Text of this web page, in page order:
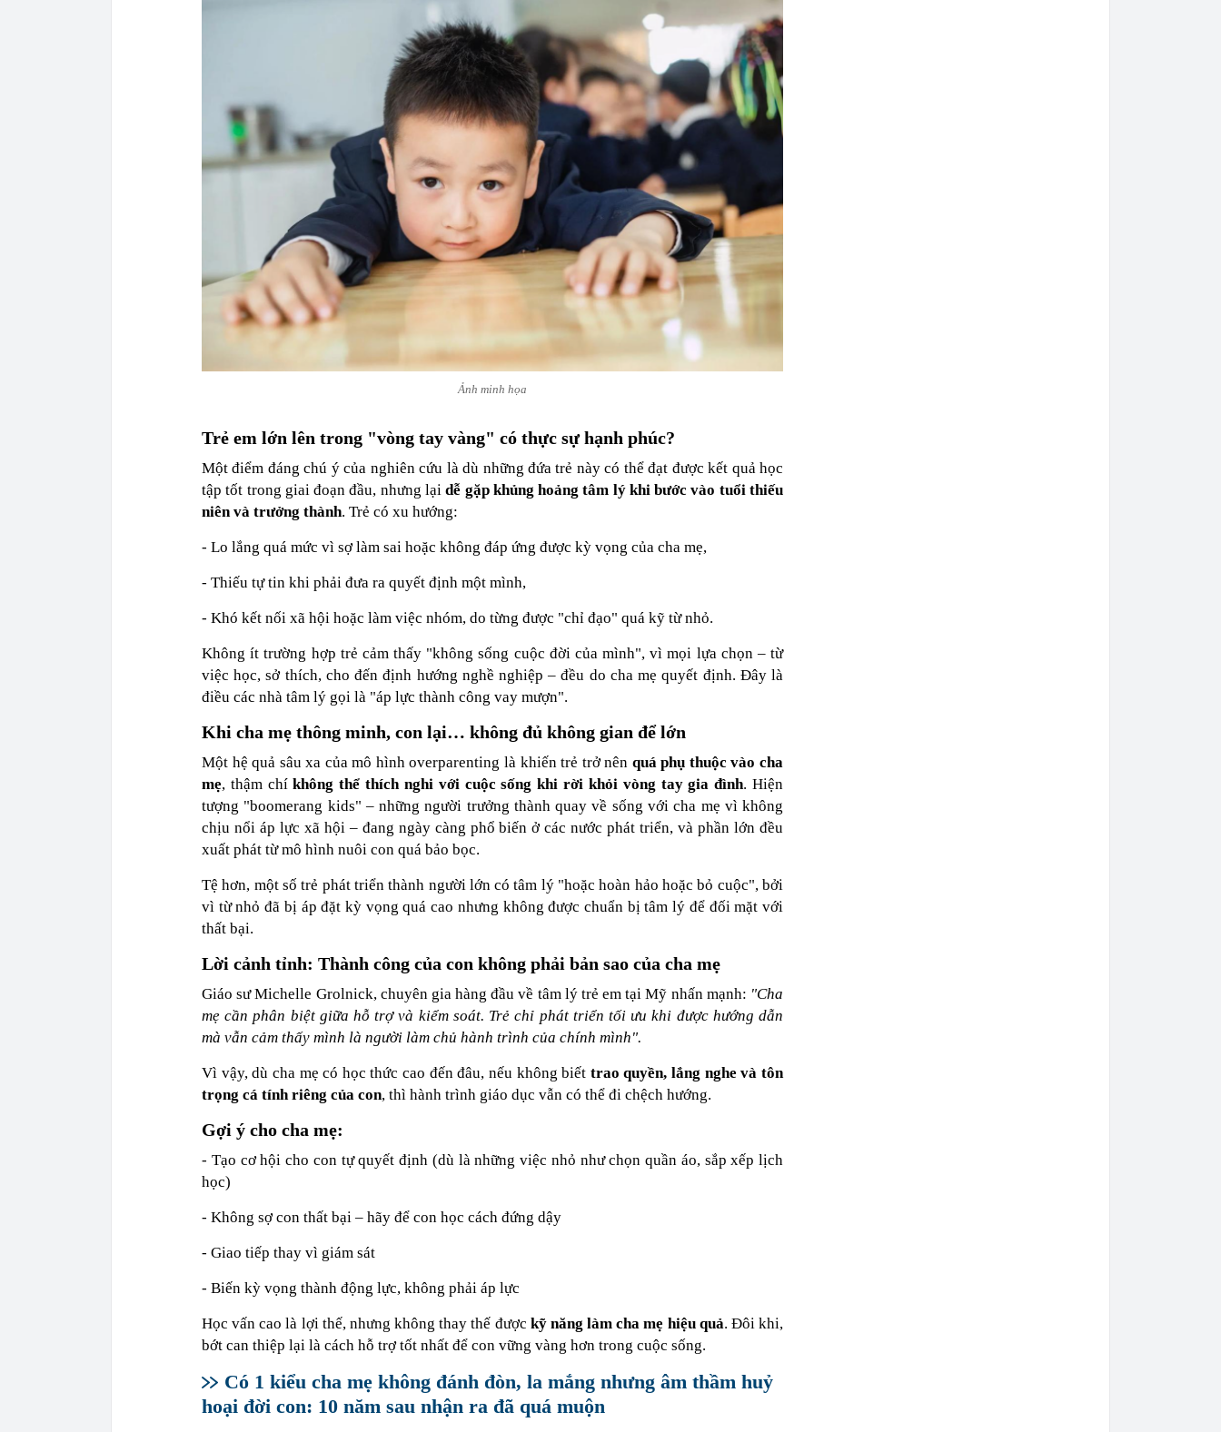
Ảnh minh họa
Trẻ em lớn lên trong "vòng tay vàng" có thực sự hạnh phúc?
Một điểm đáng chú ý của nghiên cứu là dù những đứa trẻ này có thể đạt được kết quả học
tập tốt trong giai đoạn đầu, nhưng lại dễ gặp khủng hoảng tâm lý khi bước vào tuổi thiếu
niên và trưởng thành. Trẻ có xu hướng:
- Lo lắng quá mức vì sợ làm sai hoặc không đáp ứng được kỳ vọng của cha mẹ,
- Thiếu tự tin khi phải đưa ra quyết định một mình,
- Khó kết nối xã hội hoặc làm việc nhóm, do từng được "chỉ đạo" quá kỹ từ nhỏ.
Không ít trường hợp trẻ cảm thấy "không sống cuộc đời của mình", vì mọi lựa chọn – từ
việc học, sở thích, cho đến định hướng nghề nghiệp – đều do cha mẹ quyết định. Đây là
điều các nhà tâm lý gọi là "áp lực thành công vay mượn".
Khi cha mẹ thông minh, con lại… không đủ không gian để lớn
Một hệ quả sâu xa của mô hình overparenting là khiến trẻ trở nên quá phụ thuộc vào cha
mẹ, thậm chí không thể thích nghi với cuộc sống khi rời khỏi vòng tay gia đình. Hiện
tượng "boomerang kids" – những người trưởng thành quay về sống với cha mẹ vì không
chịu nổi áp lực xã hội – đang ngày càng phổ biến ở các nước phát triển, và phần lớn đều
xuất phát từ mô hình nuôi con quá bảo bọc.
Tệ hơn, một số trẻ phát triển thành người lớn có tâm lý "hoặc hoàn hảo hoặc bỏ cuộc", bởi
vì từ nhỏ đã bị áp đặt kỳ vọng quá cao nhưng không được chuẩn bị tâm lý để đối mặt với
thất bại.
Lời cảnh tỉnh: Thành công của con không phải bản sao của cha mẹ
Giáo sư Michelle Grolnick, chuyên gia hàng đầu về tâm lý trẻ em tại Mỹ nhấn mạnh: "Cha
mẹ cần phân biệt giữa hỗ trợ và kiểm soát. Trẻ chỉ phát triển tối ưu khi được hướng dẫn
mà vẫn cảm thấy mình là người làm chủ hành trình của chính mình".
Vì vậy, dù cha mẹ có học thức cao đến đâu, nếu không biết trao quyền, lắng nghe và tôn
trọng cá tính riêng của con, thì hành trình giáo dục vẫn có thể đi chệch hướng.
Gợi ý cho cha mẹ:
- Tạo cơ hội cho con tự quyết định (dù là những việc nhỏ như chọn quần áo, sắp xếp lịch
học)
- Không sợ con thất bại – hãy để con học cách đứng dậy
- Giao tiếp thay vì giám sát
- Biến kỳ vọng thành động lực, không phải áp lực
Học vấn cao là lợi thế, nhưng không thay thế được kỹ năng làm cha mẹ hiệu quả. Đôi khi,
bớt can thiệp lại là cách hỗ trợ tốt nhất để con vững vàng hơn trong cuộc sống.
Có 1 kiểu cha mẹ không đánh đòn, la mắng nhưng âm thầm huỷ
hoại đời con: 10 năm sau nhận ra đã quá muộn